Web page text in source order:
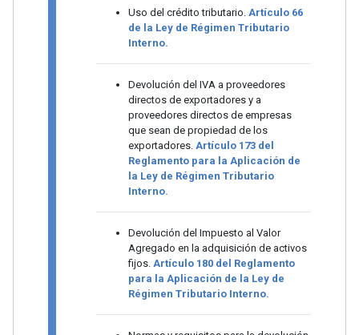
Uso del crédito tributario. Artículo 66
de la Ley de Régimen Tributario
Interno.
Devolución del IVA a proveedores
directos de exportadores y a
proveedores directos de empresas
que sean de propiedad de los
exportadores. Artículo 173 del
Reglamento para la Aplicación de
la Ley de Régimen Tributario
Interno.
Devolución del Impuesto al Valor
Agregado en la adquisición de activos
fijos. Artículo 180 del Reglamento
para la Aplicación de la Ley de
Régimen Tributario Interno.